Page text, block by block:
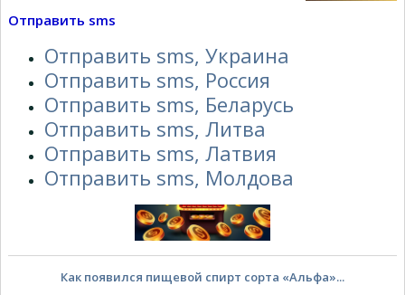
Отправить sms
Отправить sms, Украина
Отправить sms, Россия
Отправить sms, Беларусь
Отправить sms, Литва
Отправить sms, Латвия
Отправить sms, Молдова
Як Виграти на Слотах: Експертні Стратегі...
Как появился пищевой спирт сорта «Альфа»...